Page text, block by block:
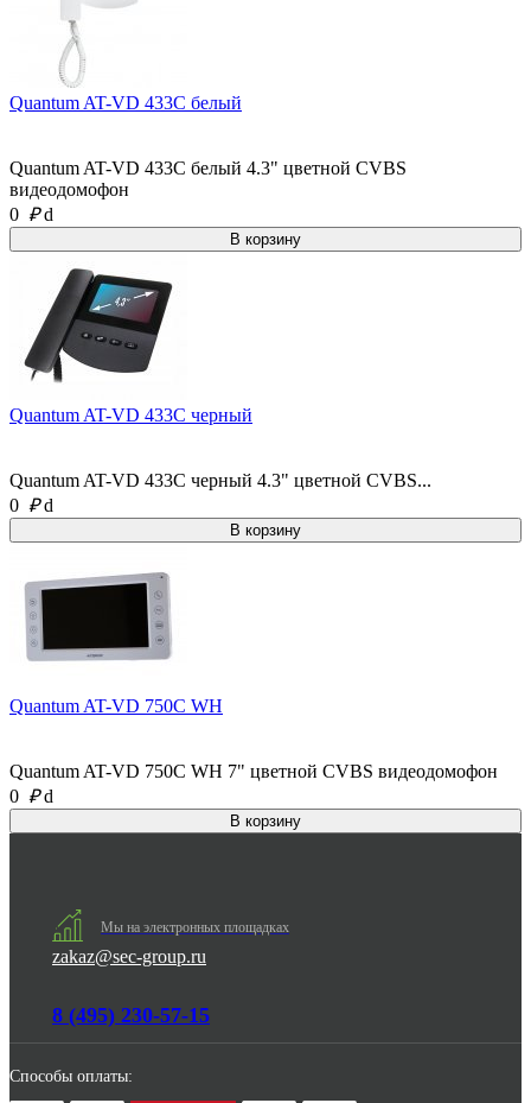
Quantum AT-VD 433C белый
Quantum AT-VD 433C белый 4.3" цветной CVBS
видеодомофон
0 ₽ d
Quantum AT-VD 433C черный
Quantum AT-VD 433C черный 4.3" цветной CVBS...
0 ₽ d
Quantum AT-VD 750C WH
Quantum AT-VD 750C WH 7" цветной CVBS видеодомофон
0 ₽ d
Мы на электронных площадках
zakaz@sec-group.ru
8 (495) 230-57-15
Способы оплаты: